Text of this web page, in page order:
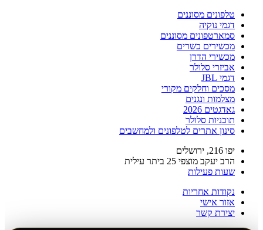
טלפונים מסוננים
דגמי נוקיה
סמארטפונים מסוננים
מכשירים כשרים
מכשירי הדרן
אביזרי סלולר
דגמי JBL
מסכים וחלקים מקורי
מצלמות ונגנים
גאדגטים 2026
תוכניות סלולר
סינון אתרים לטלפונים ולמחשבים
יפו 216, ירושלים
הרב יעקב מוצפי 25 ביתר עילית
שעות פעילות
נקודות אחריות
אזור אישי
יצירת קשר